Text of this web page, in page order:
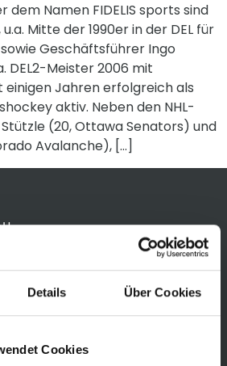
Details Über Cookies
Cookies
dem Namen FIDELIS sports sind
Mitte der 1990er in der DEL für
Geschäftsführer Ingo
DEL2-Meister 2006 mit
einigen Jahren erfolgreich als
aktiv. Neben den NHL-
(20, Ottawa Senators) und
Avalanche), […]
sports.de